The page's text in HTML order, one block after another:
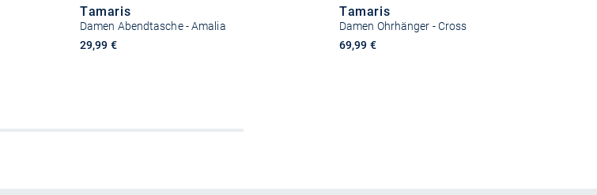
Tamaris
Damen Abendtasche - Amalia
29,99 €
Tamaris
Damen Ohrhänger - Cross
69,99 €